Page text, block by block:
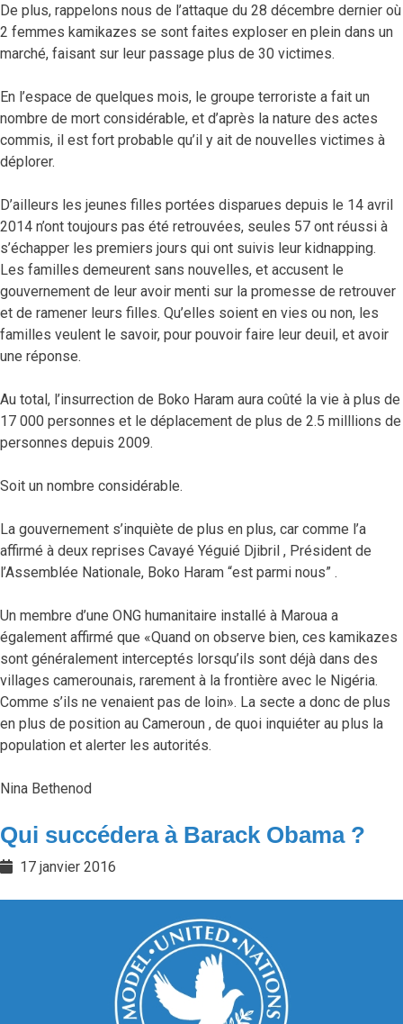
De plus, rappelons nous de l’attaque du 28 décembre dernier où
2 femmes kamikazes se sont faites exploser en plein dans un
marché, faisant sur leur passage plus de 30 victimes.
En l’espace de quelques mois, le groupe terroriste a fait un
nombre de mort considérable, et d’après la nature des actes
commis, il est fort probable qu’il y ait de nouvelles victimes à
déplorer.
D’ailleurs les jeunes filles portées disparues depuis le 14 avril
2014 n’ont toujours pas été retrouvées, seules 57 ont réussi à
s’échapper les premiers jours qui ont suivis leur kidnapping.
Les familles demeurent sans nouvelles, et accusent le
gouvernement de leur avoir menti sur la promesse de retrouver
et de ramener leurs filles. Qu’elles soient en vies ou non, les
familles veulent le savoir, pour pouvoir faire leur deuil, et avoir
une réponse.
Au total, l’insurrection de Boko Haram aura coûté la vie à plus de
17 000 personnes et le déplacement de plus de 2.5 milllions de
personnes depuis 2009.
Soit un nombre considérable.
La gouvernement s’inquiète de plus en plus, car comme l’a
affirmé à deux reprises Cavayé Yéguié Djibril , Président de
l’Assemblée Nationale, Boko Haram “est parmi nous” .
Un membre d’une ONG humanitaire installé à Maroua a
également affirmé que «Quand on observe bien, ces kamikazes
sont généralement interceptés lorsqu’ils sont déjà dans des
villages camerounais, rarement à la frontière avec le Nigéria.
Comme s’ils ne venaient pas de loin». La secte a donc de plus
en plus de position au Cameroun , de quoi inquiéter au plus la
population et alerter les autorités.
Nina Bethenod
Qui succédera à Barack Obama ?
17 janvier 2016